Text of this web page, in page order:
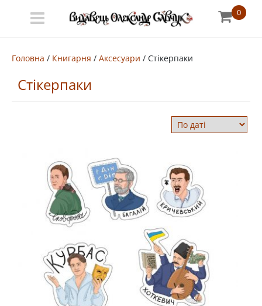
Меню
Про
видавництво
Книгарня
#запідтримкиУКФ
0
Головна / Книгарня / Аксесуари / Стікерпаки
Стікерпаки